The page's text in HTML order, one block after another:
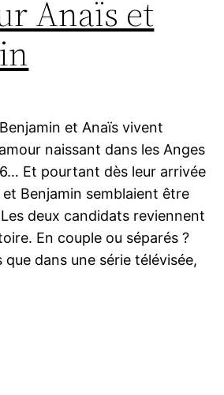
Anaïs et
et Anaïs vivent
naissant dans les Anges
Et pourtant dès leur arrivée
Benjamin semblaient être
deux candidats reviennent
En couple ou séparés ?
que dans une série télévisée,